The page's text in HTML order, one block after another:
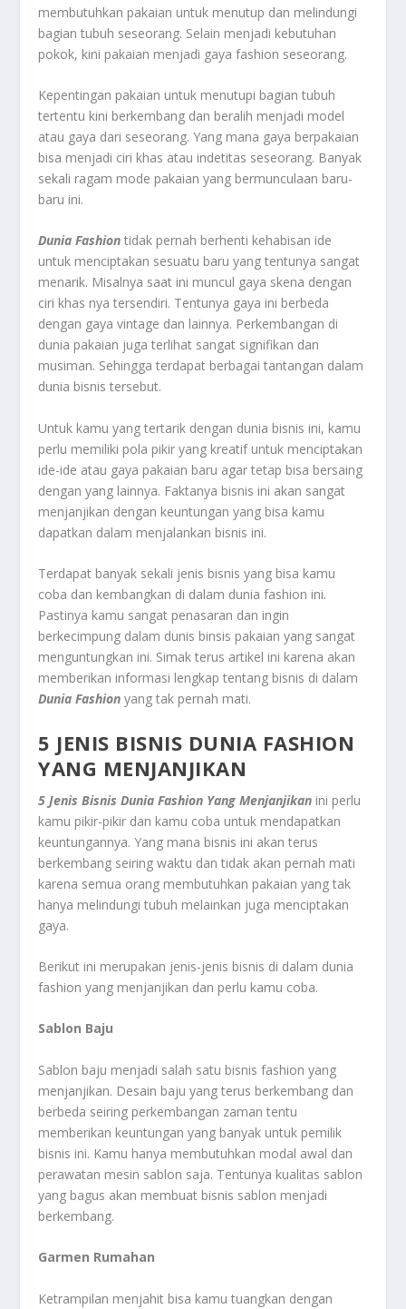
membutuhkan pakaian untuk menutup dan melindungi
bagian tubuh seseorang. Selain menjadi kebutuhan
pokok, kini pakaian menjadi gaya fashion seseorang.
Kepentingan pakaian untuk menutupi bagian tubuh
tertentu kini berkembang dan beralih menjadi model
atau gaya dari seseorang. Yang mana gaya berpakaian
bisa menjadi ciri khas atau indetitas seseorang. Banyak
sekali ragam mode pakaian yang bermunculaan baru-
baru ini.
Dunia Fashion tidak pernah berhenti kehabisan ide
untuk menciptakan sesuatu baru yang tentunya sangat
menarik. Misalnya saat ini muncul gaya skena dengan
ciri khas nya tersendiri. Tentunya gaya ini berbeda
dengan gaya vintage dan lainnya. Perkembangan di
dunia pakaian juga terlihat sangat signifikan dan
musiman. Sehingga terdapat berbagai tantangan dalam
dunia bisnis tersebut.
Untuk kamu yang tertarik dengan dunia bisnis ini, kamu
perlu memiliki pola pikir yang kreatif untuk menciptakan
ide-ide atau gaya pakaian baru agar tetap bisa bersaing
dengan yang lainnya. Faktanya bisnis ini akan sangat
menjanjikan dengan keuntungan yang bisa kamu
dapatkan dalam menjalankan bisnis ini.
Terdapat banyak sekali jenis bisnis yang bisa kamu
coba dan kembangkan di dalam dunia fashion ini.
Pastinya kamu sangat penasaran dan ingin
berkecimpung dalam dunis binsis pakaian yang sangat
menguntungkan ini. Simak terus artikel ini karena akan
memberikan informasi lengkap tentang bisnis di dalam
Dunia Fashion yang tak pernah mati.
5 JENIS BISNIS DUNIA FASHION
YANG MENJANJIKAN
5 Jenis Bisnis Dunia Fashion Yang Menjanjikan ini perlu
kamu pikir-pikir dan kamu coba untuk mendapatkan
keuntungannya. Yang mana bisnis ini akan terus
berkembang seiring waktu dan tidak akan pernah mati
karena semua orang membutuhkan pakaian yang tak
hanya melindungi tubuh melainkan juga menciptakan
gaya.
Berikut ini merupakan jenis-jenis bisnis di dalam dunia
fashion yang menjanjikan dan perlu kamu coba.
Sablon Baju
Sablon baju menjadi salah satu bisnis fashion yang
menjanjikan. Desain baju yang terus berkembang dan
berbeda seiring perkembangan zaman tentu
memberikan keuntungan yang banyak untuk pemilik
bisnis ini. Kamu hanya membutuhkan modal awal dan
perawatan mesin sablon saja. Tentunya kualitas sablon
yang bagus akan membuat bisnis sablon menjadi
berkembang.
Garmen Rumahan
Ketrampilan menjahit bisa kamu tuangkan dengan